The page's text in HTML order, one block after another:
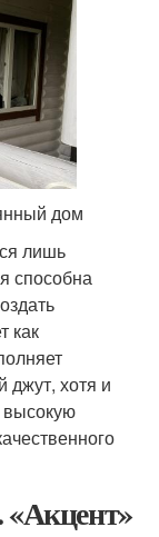
дом
лишь
способна
как
джут, хотя и
высокую
«Акцент»